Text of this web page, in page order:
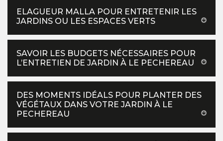
ELAGUEUR MALLA POUR ENTRETENIR LES
JARDINS OU LES ESPACES VERTS
SAVOIR LES BUDGETS NÉCESSAIRES POUR
L’ENTRETIEN DE JARDIN À LE PECHEREAU
DES MOMENTS IDÉALS POUR PLANTER DES
VÉGÉTAUX DANS VOTRE JARDIN À LE
PECHEREAU